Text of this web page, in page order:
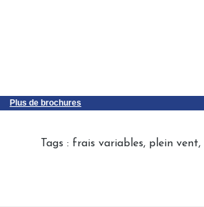
Plus de brochures
Tags : frais variables, plein vent,